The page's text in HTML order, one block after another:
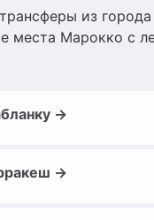
из
места Марокко с
→
→